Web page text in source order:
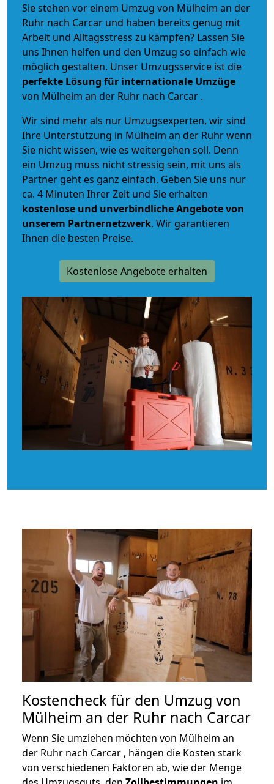
Sie stehen vor einem Umzug von Mülheim an der
Ruhr nach Carcar und haben bereits genug mit
Arbeit und Alltagsstress zu kämpfen? Lassen Sie
uns Ihnen helfen und den Umzug so einfach wie
möglich gestalten. Unser Umzugsservice ist die
perfekte Lösung für internationale Umzüge
von Mülheim an der Ruhr nach Carcar .
Wir sind mehr als nur Umzugsexperten, wir sind
Ihre Unterstützung in Mülheim an der Ruhr wenn
Sie nicht wissen, wie es weitergehen soll. Denn
ein Umzug muss nicht stressig sein, mit uns als
Partner geht es ganz einfach. Geben Sie uns nur
ca. 4 Minuten Ihrer Zeit und Sie erhalten
kostenlose und unverbindlicheAngebote von
unserem Partnernetzwerk. Wir garantieren
Ihnen die besten Preise.
Kostenlose Angebote erhalten
Kostencheck für den Umzug von
Mülheim an der Ruhr nach Carcar
Wenn Sie umziehen möchten von Mülheim an
der Ruhr nach Carcar , hängen die Kosten stark
von verschiedenen Faktoren ab, wie der Menge